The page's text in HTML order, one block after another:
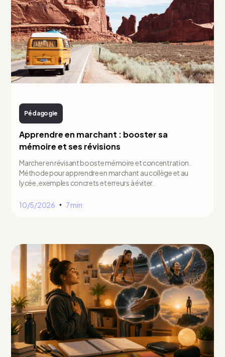
Pédagogie
Apprendre en marchant : booster sa
mémoire et ses révisions
Marcher en révisant booste mémoire et concentration.
Méthode pour apprendre en marchant au collège et au
lycée, exemples concrets et erreurs à éviter.
10/5/2026 • 7 min